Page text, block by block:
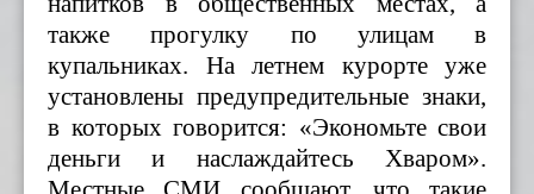
также прогулку по улицам в
купальниках. На летнем курорте уже
установлены предупредительные знаки,
в которых говорится: «Экономьте свои
деньги и наслаждайтесь Хваром».